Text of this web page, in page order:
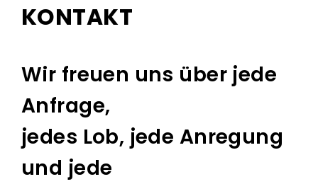
KONTAKT
Wir freuen uns über jede
Anfrage,
jedes Lob, jede Anregung
und jede